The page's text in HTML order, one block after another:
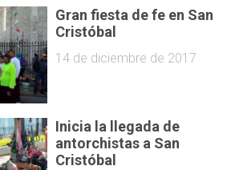
Gran fiesta de fe en San
Cristóbal
14 de diciembre de 2017
Inicia la llegada de
antorchistas a San
Cristóbal